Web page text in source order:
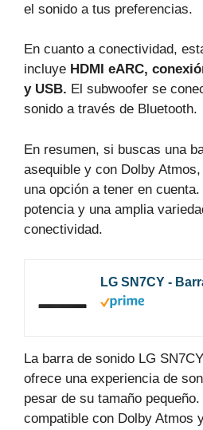
el sonido a tus preferencias.
En cuanto a conectividad,
incluye HDMI eARC,
y USB. El subwoofer se
sonido a través de Bluetooth.
En resumen, si buscas una
asequible y con Dolby
una opción a tener en
potencia y una amplia
conectividad.
La barra de sonido LG
ofrece una experiencia de
pesar de su tamaño
compatible con Dolby Atmos